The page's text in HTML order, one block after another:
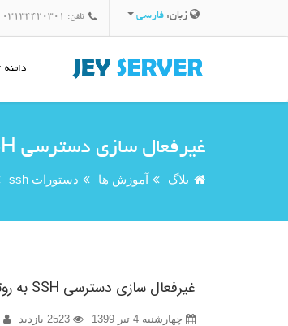
زبان: فارسی تلفن: 03134420301
دامنه
غیرفعال سازی دسترسی SSH به روتر میکروتیک
بلاگ آموزش ها دستورات ssh
غیرفعال سازی دسترسی SSH به روتر میکروتیک
چهارشنبه 4 تیر 1399